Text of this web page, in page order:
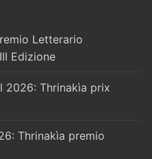
Letterario
Edizione
2026: Thrinakìa prix
Thrinakìa premio